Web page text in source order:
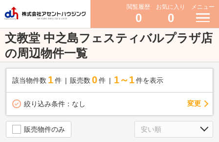
閲覧履歴
0
お気に入り
0
メニュー
文教堂 中之島フェスティバルプラザ店
の周辺物件一覧
該当物件数 1件 販売数 0 件 1～1 件を表示
絞り込み条件： なし 変更
販売物件のみ